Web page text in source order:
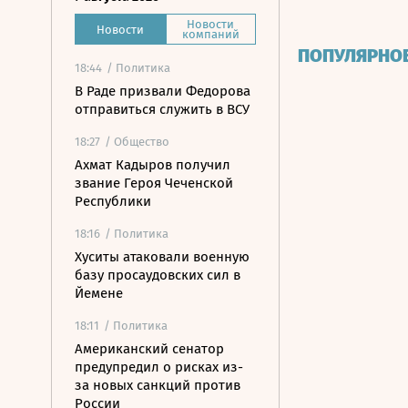
Новости Новости
компаний
18:44 / Политика
В Раде призвали Федорова
отправиться служить в ВСУ
18:27 / Общество
Ахмат Кадыров получил
звание Героя Чеченской
Республики
18:16 / Политика
Хуситы атаковали военную
базу просаудовских сил в
Йемене
18:11 / Политика
Американский сенатор
предупредил о рисках из-
за новых санкций против
России